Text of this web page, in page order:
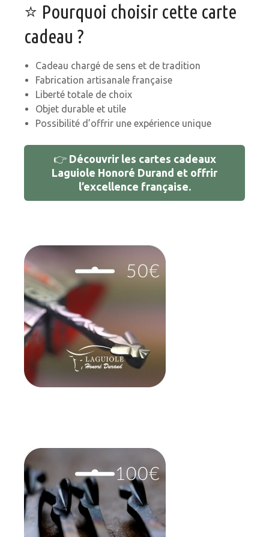
⭐ Pourquoi choisir cette carte
cadeau ?
Cadeau chargé de sens et de tradition
Fabrication artisanale française
Liberté totale de choix
Objet durable et utile
Possibilité d’offrir une expérience unique
👉 Découvrir les cartes cadeaux
Laguiole Honoré Durand et offrir
l’excellence française.